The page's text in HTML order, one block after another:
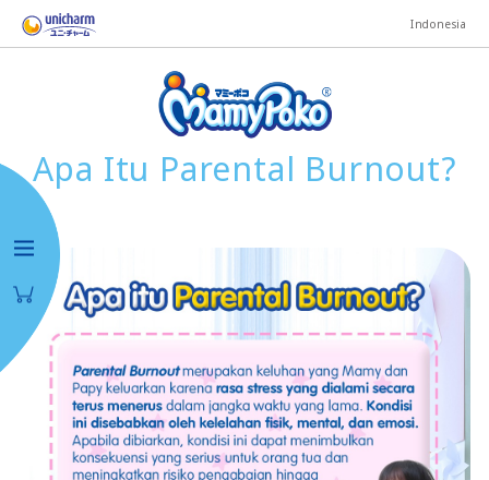
Indonesia
Apa Itu Parental Burnout?